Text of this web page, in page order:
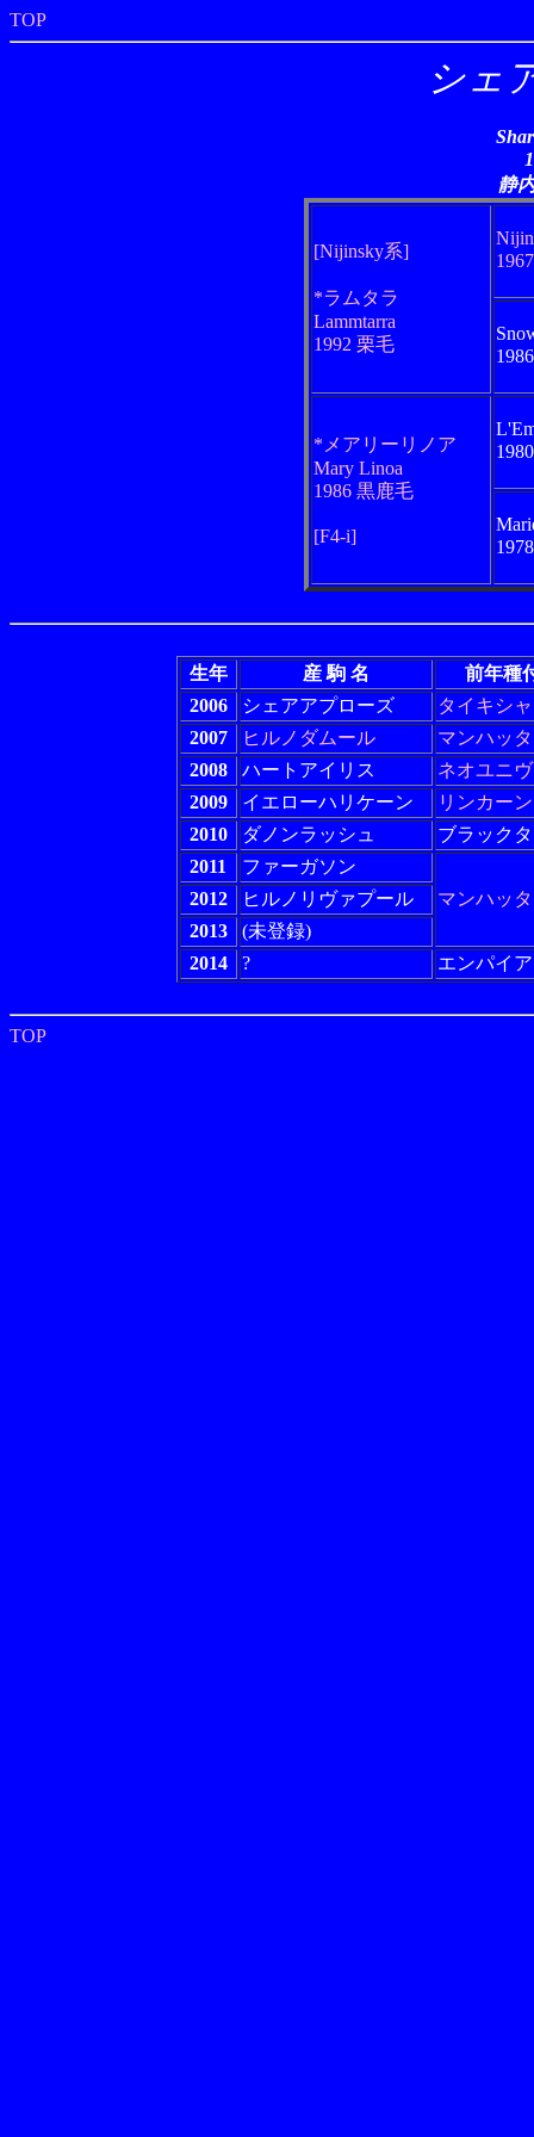
TOP
シェ
静
[Nijinsky系]
*ラムタラ
Lammtarra
1992 栗毛
*メアリーリノア
Mary Linoa
1986 黒鹿毛
[F4-i]
生年 産 駒 名
前年種
2006
シェアアプローズ
タイキシ
2007
ヒルノダムール
マンハッ
2008
ハートアイリス
ネオユニ
2009
イエローハリケーン
リンカーン
2010
ダノンラッシュ
ブラック
2011
ファーガソン
マンハッ
2012
ヒルノリヴァプール
2013
(未登録)
2014
? エンパイ
TOP